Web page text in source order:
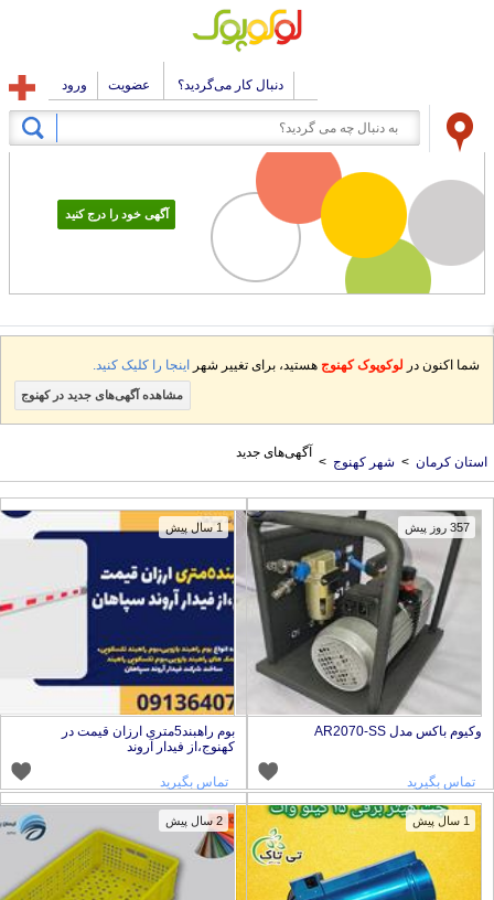
دنبال کار می‌گردید؟ عضویت ورود
آگهی خود را درج کنید
شما اکنون در لوکوپوک کهنوجهستید، برای تغییر شهراینجا را کلیک کنید.
مشاهده آگهی‌های جدید در کهنوج
کرمان > شهر کهنوج >
آگهی‌های جدید
357 روز پیش
وکیوم باکس مدل AR2070-SS
تماس بگیرید
1 سال پیش
بوم راهبند5متری ارزان قیمت در
کهنوج،از فیدار آروند
تماس بگیرید
2 سال پیش